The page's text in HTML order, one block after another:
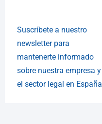
Suscríbete a nuestro
newsletter para
mantenerte informado
sobre nuestra empresa y
el sector legal en España